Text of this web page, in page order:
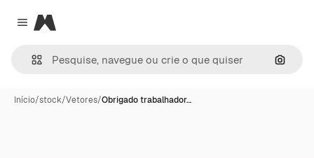
Close menu
Magnific
Início/stock/Vetores/Obrigado trabalhador…